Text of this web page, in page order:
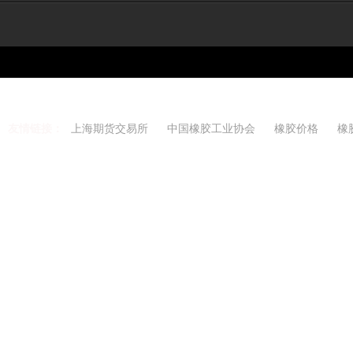
上海期货交易所 中国橡胶工业协会 橡胶价格 橡